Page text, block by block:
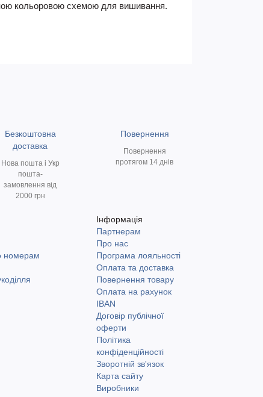
кольоровою схемою для вишивання.
Безкоштовна
доставка
Нова пошта і Укр
пошта-
замовлення від
2000 грн
Повернення
Повернення
протягом 14 днів
номерам
Інформація
Партнерам
Про нас
Програма лояльності
Оплата та доставка
Повернення товару
Оплата на рахунок
IBAN
Договір публічної
оферти
Політика
конфіденційності
Зворотній зв'язок
Карта сайту
Виробники